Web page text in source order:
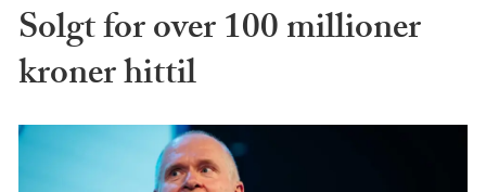
Solgt for over 100 millioner
kroner hittil